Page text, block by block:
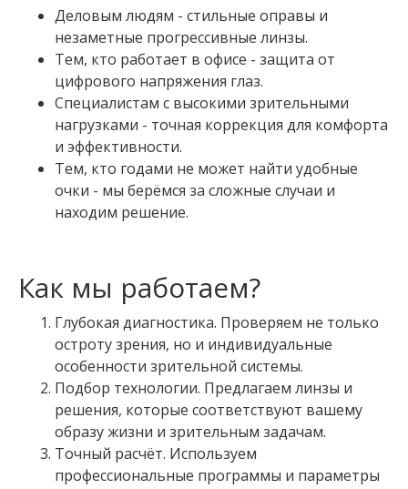
Деловым людям - стильные оправы и
незаметные прогрессивные линзы.
Тем, кто работает в офисе - защита от
цифрового напряжения глаз.
Специалистам с высокими зрительными
нагрузками - точная коррекция для комфорта
и эффективности.
Тем, кто годами не может найти удобные
очки - мы берёмся за сложные случаи и
находим решение.
Как мы работаем?
Глубокая диагностика. Проверяем не только
остроту зрения, но и индивидуальные
особенности зрительной системы.
Подбор технологии. Предлагаем линзы и
решения, которые соответствуют вашему
образу жизни и зрительным задачам.
Точный расчёт. Используем
профессиональные программы и параметры